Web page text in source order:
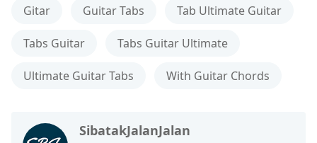
Gitar Guitar Tabs Tab Ultimate Guitar
Tabs Guitar Tabs Guitar Ultimate
Ultimate Guitar Tabs With Guitar Chords
SibatakJalanJalan